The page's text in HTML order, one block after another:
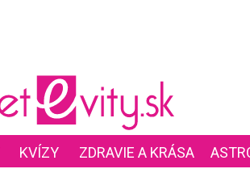
KVÍZY ZDRAVIE A KRÁSA